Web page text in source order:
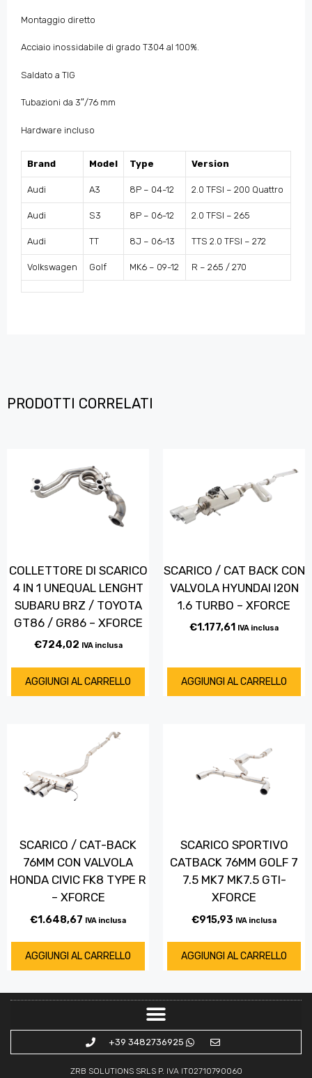
Montaggio diretto
Acciaio inossidabile di grado T304 al 100%.
Saldato a TIG
Tubazioni da 3″/76 mm
Hardware incluso
Brand Model Type Version
Audi A3 8P – 04-12 2.0 TFSI – 200 Quattro
Audi S3 8P – 06-12 2.0 TFSI – 265
Audi TT 8J – 06-13 TTS 2.0 TFSI – 272
Volkswagen Golf MK6 – 09-12 R – 265 / 270
PRODOTTI CORRELATI
COLLETTORE DI SCARICO
4 IN 1 UNEQUAL LENGHT
SUBARU BRZ / TOYOTA
GT86 / GR86 – XFORCE
€724,02 IVA inclusa
AGGIUNGI AL CARRELLO
SCARICO / CAT BACK CON
VALVOLA HYUNDAI I20N
1.6 TURBO – XFORCE
€1.177,61 IVA inclusa
AGGIUNGI AL CARRELLO
SCARICO / CAT-BACK
76MM CON VALVOLA
HONDA CIVIC FK8 TYPE R
– XFORCE
€1.648,67 IVA inclusa
AGGIUNGI AL CARRELLO
SCARICO SPORTIVO
CATBACK 76MM GOLF 7
7.5 MK7 MK7.5 GTI-
XFORCE
€915,93 IVA inclusa
AGGIUNGI AL CARRELLO
+39 3482736925
ZRB SOLUTIONS SRLS P. IVA IT02710790060